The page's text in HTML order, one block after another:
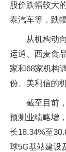
股价跌幅较大
泰汽车等，跌
从机构动
运通、西麦食
家和68家机构
份、美利信的
截至目前
预测业绩略增
长18.34%至
球5G基站建设